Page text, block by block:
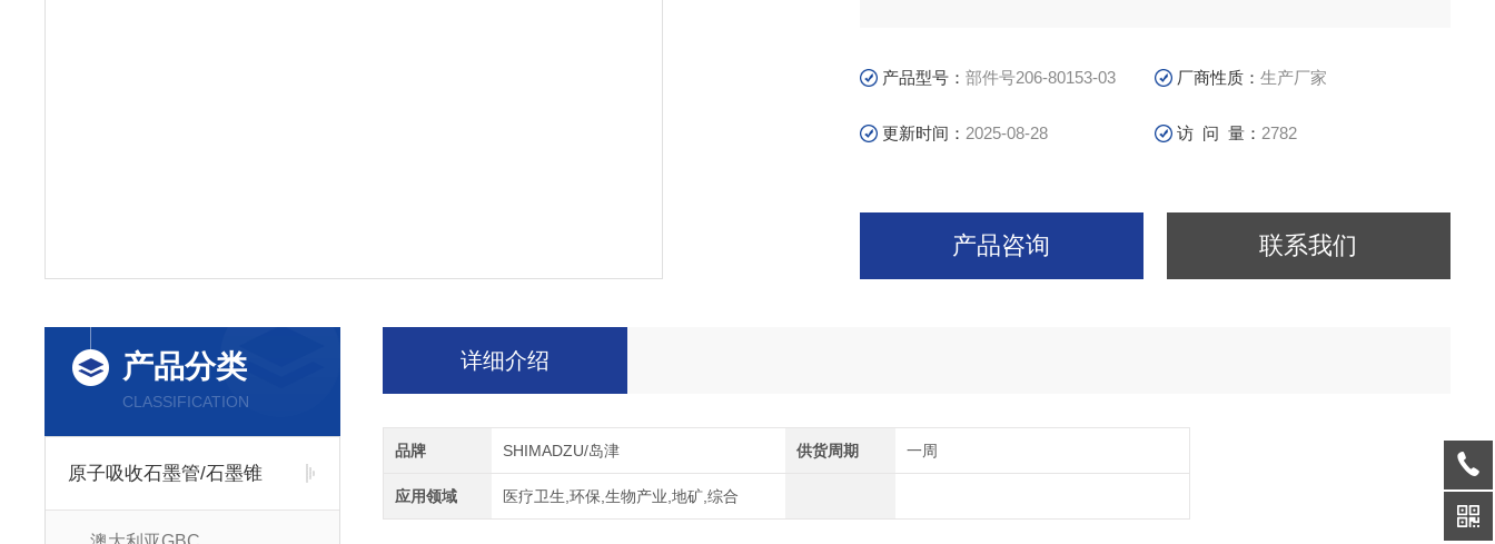
产品型号：部件号206-80153-03 厂商性质：生产厂家
更新时间： 2025-08-28 访 问 量： 2782
产品咨询 联系我们
产品分类
CLASSIFICATION
原子吸收石墨管/石墨锥
详细介绍
品牌 SHIMADZU/岛津 供货周期 一周
应用领域 医疗卫生,环保,生物产业,地矿,综合